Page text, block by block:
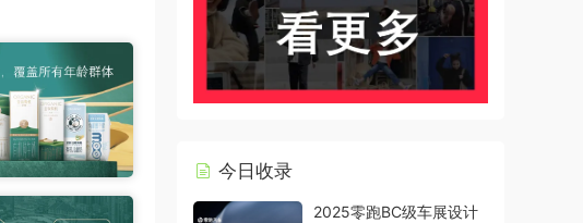
今日收录
2025零跑BC级车展设计